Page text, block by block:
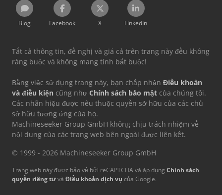
Blog Facebook X LinkedIn
Tất cả thông tin, đề nghị và giá cả trên trang này đều không
ràng buộc và không mang tính bắt buộc!
Bằng việc sử dụng trang này, bạn chấp nhận Điều khoản
và điều kiện cũng như Chính sách bảo mật của chúng tôi.
Các nhãn hiệu được nêu thuộc quyền sở hữu của các chủ
sở hữu tương ứng của họ.
Machineseeker Group GmbH không chịu trách nhiệm về
nội dung của các trang web bên ngoài được liên kết.
© 1999 - 2026 Machineseeker Group GmbH
Trang web này được bảo vệ bởi reCAPTCHA và áp dụng Chính sách
quyền riêng tưvà Điều khoản dịch vụ của Google.